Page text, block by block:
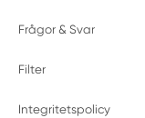
Frågor & Svar
Filter
Integritetspolicy